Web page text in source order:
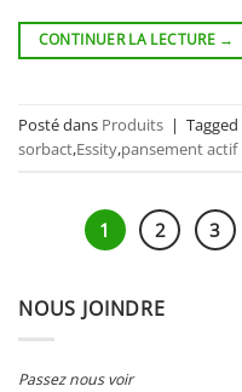
CONTINUER LA LECTURE →
Posté dans Produits | Tagged
sorbact,Essity,pansement actif
1 2 3
NOUS JOINDRE
Passez nous voir